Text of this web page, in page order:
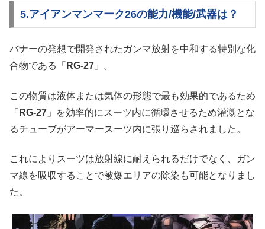
5.アイアンマンマーク26の能力/機能/武器は？
バナーの発想で開発されたガンマ放射を中和する特別な化
合物である「 RG-27 」。
この物質は液体または気体の形態で最も効果的であるため
「 RG-27 」を効率的にスーツ内に循環させるため灌漑とな
るチューブがアーマースーツ内に張り巡らされました。
これによりスーツは放射線に耐えられるだけでなく、ガン
マ線を吸収することで被爆エリアの除染も可能となりまし
た。